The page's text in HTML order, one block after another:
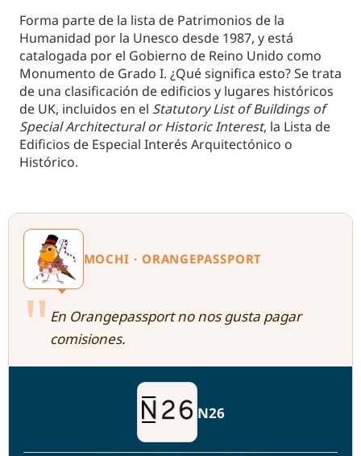
Forma parte de la lista de Patrimonios de la
Humanidad por la Unesco desde 1987, y está
catalogada por el Gobierno de Reino Unido como
Monumento de Grado I. ¿Qué significa esto? Se trata
de una clasificación de edificios y lugares históricos
de UK, incluidos en el Statutory List of Buildings of
Special Architectural or Historic Interest, la Lista de
Edificios de Especial Interés Arquitectónico o
Histórico.
MOCHI · ORANGEPASSPORT
" En Orangepassport no nos gusta pagar
comisiones.
N26